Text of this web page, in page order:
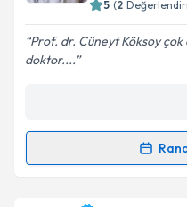
5 (2
Prof. dr. Cüneyt Köksoy
doktor....
Randevu Takvimi